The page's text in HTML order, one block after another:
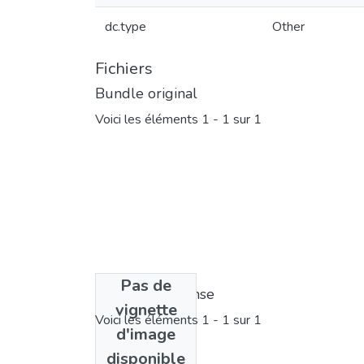
dc.type Other
Fichiers
Bundle original
Voici les éléments 1 - 1 sur 1
Pas de
vignette
d'image
disponible
Bundle de license
Voici les éléments 1 - 1 sur 1